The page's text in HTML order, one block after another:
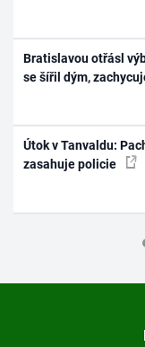
Bratislavou otřásl
se šířil dým,
Útok v Tanvaldu:
zasahuje policie